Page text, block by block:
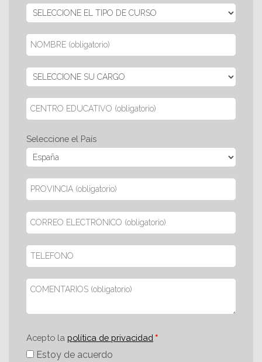
Seleccione el País
Acepto la política de privacidad
Estoy de acuerdo